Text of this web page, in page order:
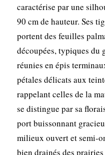
caractérise par une
90 cm de hauteur. Ses
portent des feuilles
découpées, typiques du
réunies en épis
pétales délicats aux
rappelant celles de la
se distingue par sa
port buissonnant
milieux ouvert et semi-
bien drainés des